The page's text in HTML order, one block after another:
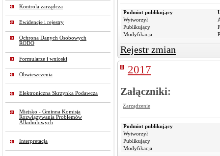
Kontrola zarządcza
Ewidencje i rejestry
Ochrona Danych Osobowych
RODO
Formularze i wnioski
Obwieszczenia
Elektroniczna Skrzynka Podawcza
Miejsko - Gminna Komisja
Rozwiązywania Problemów
Alkoholowych
Interpretacja
Podmiot publikujący
Wytworzył
Publikujący
Modyfikacja
Rejestr zmian
2017
Załączniki:
Zarządzenie
Podmiot publikujący
Wytworzył
Publikujący
Modyfikacja